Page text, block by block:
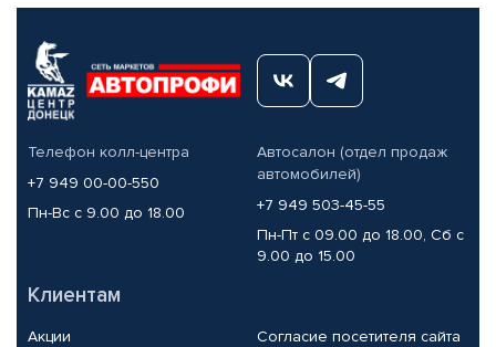
Телефон колл-центра
+7 949 00-00-550
Пн-Вс с 9.00 до 18.00
Автосалон (отдел продаж
автомобилей)
+7 949 503-45-55
Пн-Пт с 09.00 до 18.00, Сб с
9.00 до 15.00
Клиентам
Акции
Согласие посетителя сайта